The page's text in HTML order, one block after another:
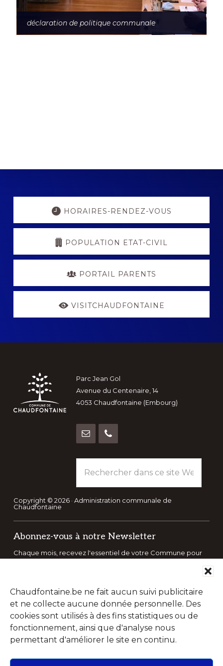
Chaudfontaine.be ne fait aucun suivi publicitaire
et ne collecte aucune donnée personnelle. Des
cookies sont utilisés à des fins statistiques ou de
fonctionnement, ainsi que d'analyse nous
permettant d'améliorer le site en continu.
déclaration de politique communale
Explore
HORAIRES-RENDEZ-VOUS
POPULATION ETAT-CIVIL
PORTAIL PARENTS
VISITCHAUDFONTAINE
Footer
Parc Jean Gol
Avenue du Centenaire, 14
4053 Chaudfontaine (Embourg)
dans
ce
site
Copyright © 2026 · Administration communale de
Chaudfontaine
Abonnez-vous à notre Newsletter
Chaque mois, recevez l'essentiel de votre Commune pour